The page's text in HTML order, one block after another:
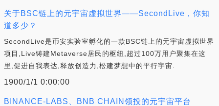
关于BSC链上的元宇宙虚拟世界——SecondLive，你知
道多少？
SecondLive是币安实验室孵化的一款BSC链上的元宇宙虚拟世界
项目,Live铸建Metaverse居民的枢纽,超过100万用户聚集在这
里,促进自我表达,释放创造力,松建梦想中的平行宇宙.
1900/1/1 0:00:00
BINANCE-LABS、BNB CHAIN领投的元宇宙平台